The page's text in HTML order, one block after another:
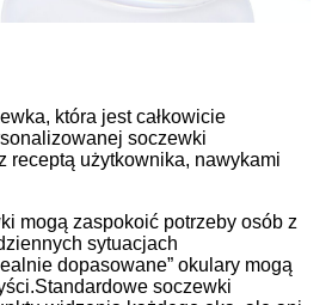
która jest całkowicie
soczewki
receptą użytkownika, nawykami
mogą zaspokoić potrzeby osób z
sytuacjach
dopasowane” okulary mogą
soczewki